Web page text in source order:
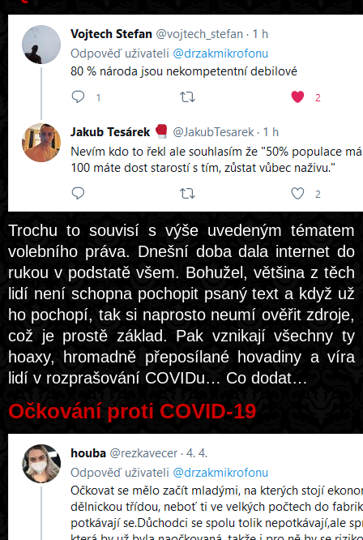
Trochu to souvisí s výše uvedeným tématem
volebního práva. Dnešní doba dala internet do
rukou v podstatě všem. Bohužel, většina z těch
lidí není schopna pochopit psaný text a když už
ho pochopí, tak si naprosto neumí ověřit zdroje,
což je prostě základ. Pak vznikají všechny ty
hoaxy, hromadně přeposílané hovadiny a víra
lidí v rozprašování COVIDu… Co dodat…
Očkování proti COVID-19